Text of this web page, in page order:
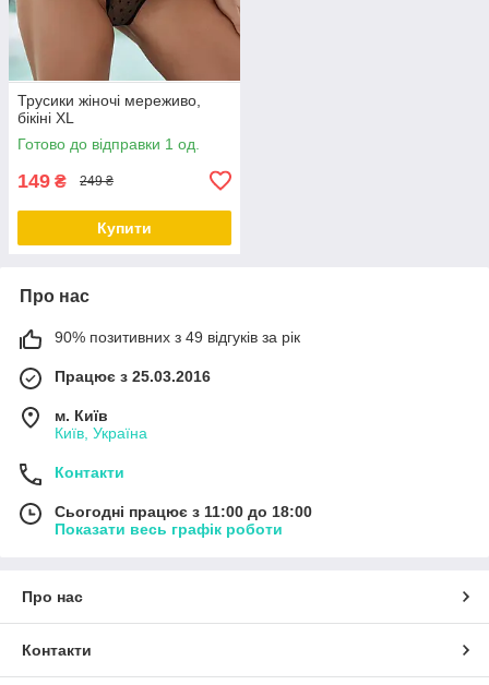
Трусики жіночі мереживо,
бікіні XL
Готово до відправки 1 од.
149 ₴ 249 ₴
Купити
Про нас
90% позитивних з 49 відгуків за рік
Працює з 25.03.2016
м. Київ
Київ, Україна
Контакти
Сьогодні працює з 11:00 до 18:00
Показати весь графік роботи
Про нас
Контакти